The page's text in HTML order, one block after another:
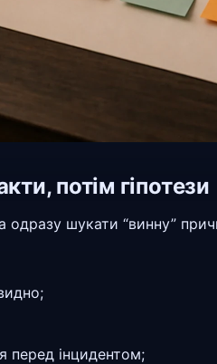
потім гіпотези
одразу шукати “винну”
перед інцидентом;